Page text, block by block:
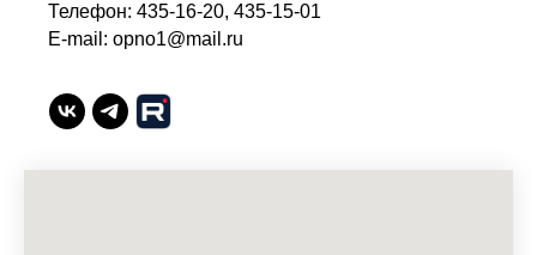
Телефон: 435-16-20, 435-15-01
E-mail: opno1@mail.ru